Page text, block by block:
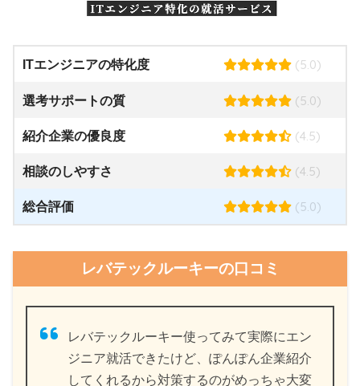
ITエンジニアの特化度 (5.0)
選考サポートの質 (5.0)
紹介企業の優良度 (4.5)
相談のしやすさ (4.5)
総合評価 (5.0)
レバテックルーキーの口コミ
レバテックルーキー使ってみて実際にエン
ジニア就活できたけど、ぽんぽん企業紹介
してくれるから対策するのがめっちゃ大変